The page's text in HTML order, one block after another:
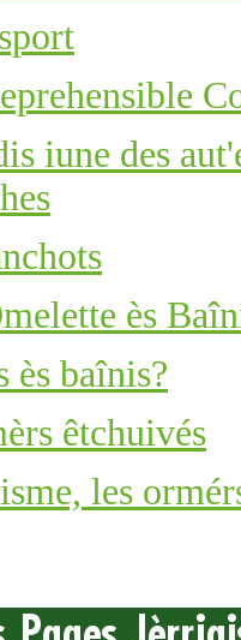
iune des
ès
ès baînis?
êtchuivés
les